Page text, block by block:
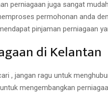
perniagaan juga sangat
permohonan anda
pinjaman perniagaan
di Kelantan
, jangan ragu untuk
mengembangkan